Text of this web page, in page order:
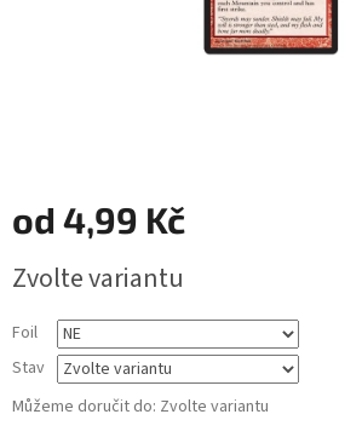
od 4,99 Kč
cena:
Zvolte variantu
Foil
Stav
Můžeme doručit do: Zvolte variantu